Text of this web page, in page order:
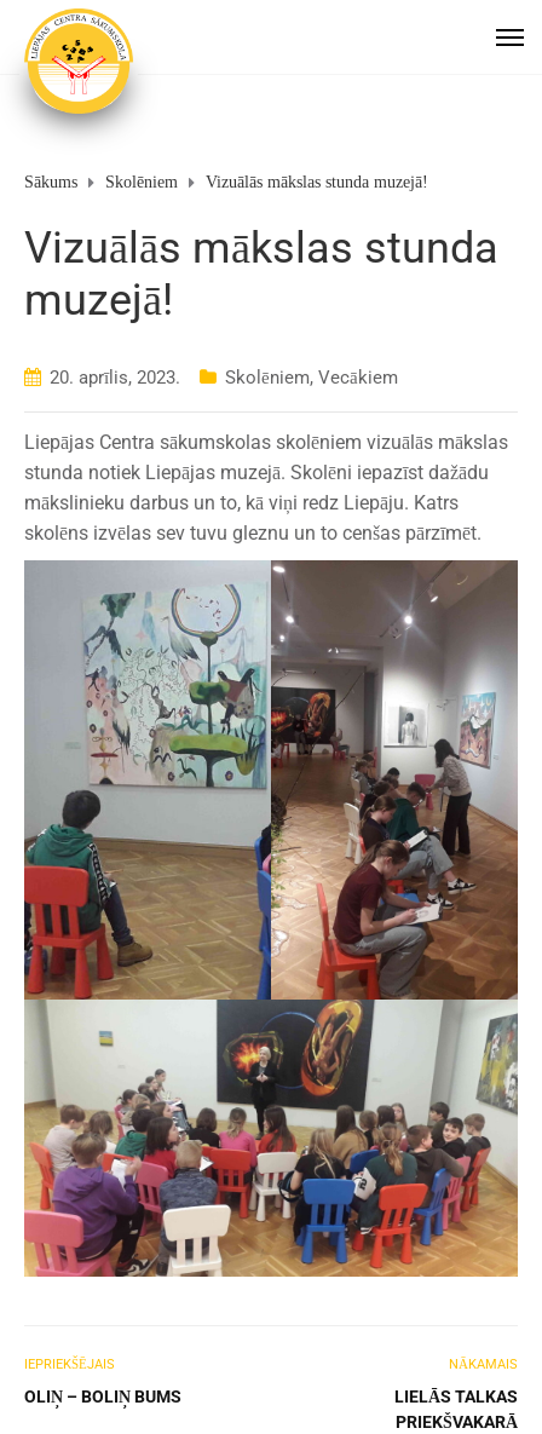
Sākums Skolēniem Vizuālās mākslas stunda muzejā!
Vizuālās mākslas stunda
muzejā!
20. aprīlis, 2023. Skolēniem, Vecākiem
Liepājas Centra sākumskolas skolēniem vizuālās mākslas
stunda notiek Liepājas muzejā. Skolēni iepazīst dažādu
mākslinieku darbus un to, kā viņi redz Liepāju. Katrs
skolēns izvēlas sev tuvu gleznu un to cenšas pārzīmēt.
IEPRIEKŠĒJAIS
OLIŅ – BOLIŅ BUMS
NĀKAMAIS
LIELĀS TALKAS
PRIEKŠVAKARĀ